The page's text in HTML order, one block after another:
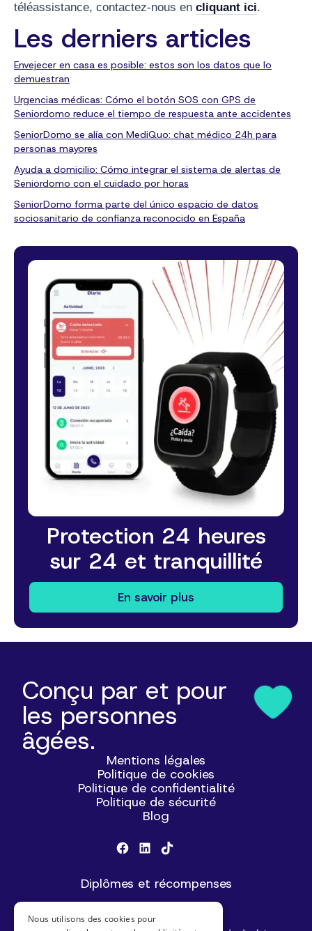
téléassistance, contactez-nous en cliquant ici.
Les derniers articles
Envejecer en casa es posible: estos son los datos que lo
demuestran
Urgencias médicas: Cómo el botón SOS con GPS de
Seniordomo reduce el tiempo de respuesta ante accidentes
SeniorDomo se alía con MediQuo: chat médico 24h para
personas mayores
Ayuda a domicilio: Cómo integrar el sistema de alertas de
Seniordomo con el cuidado por horas
SeniorDomo forma parte del único espacio de datos
sociosanitario de confianza reconocido en España
Protection 24 heures
sur 24 et tranquillité
En savoir plus
Conçu par et pour
les personnes
âgées.
Mentions légales
Politique de cookies
Politique de confidentialité
Politique de sécurité
Blog
Diplômes et récompenses
Nous utilisons des cookies pour